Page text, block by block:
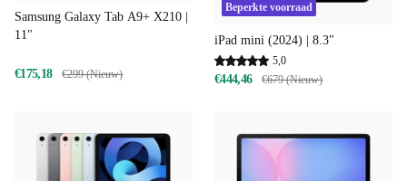
Samsung Galaxy Tab A9+ X210 |
11"
€175,18 €299 (Nieuw)
Beperkte voorraad
iPad mini (2024) | 8.3"
5,0
€444,46 €679 (Nieuw)